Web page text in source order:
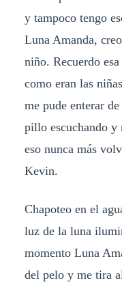
y tampoco tengo
Luna Amanda,
niño. Recuerdo
como eran las
me pude enterar
pillo escuchando y
eso nunca más
Kevin.
Chapoteo en el
luz de la luna
momento Luna
del pelo y me tira